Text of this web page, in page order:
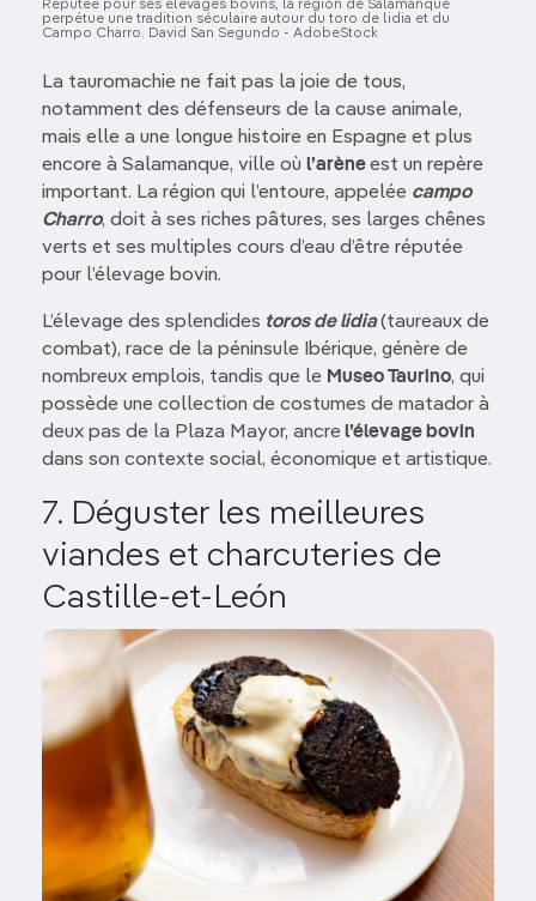
Réputée pour ses élevages bovins, la région de Salamanque
perpétue une tradition séculaire autour du toro de lidia et du
Campo Charro. David San Segundo - AdobeStock
La tauromachie ne fait pas la joie de tous,
notamment des défenseurs de la cause animale,
mais elle a une longue histoire en Espagne et plus
encore à Salamanque, ville où l’arèneest un repère
important. La région qui l’entoure, appelée campo
Charro, doit à ses riches pâtures, ses larges chênes
verts et ses multiples cours d’eau d’être réputée
pour l’élevage bovin.
L’élevage des splendides toros de lidia(taureaux de
combat), race de la péninsule Ibérique, génère de
nombreux emplois, tandis que le Museo Taurino, qui
possède une collection de costumes de matador à
deux pas de la Plaza Mayor, ancrel’élevage bovin
dans son contexte social, économique et artistique.
7. Déguster les meilleures
viandes et charcuteries de
Castille-et-León